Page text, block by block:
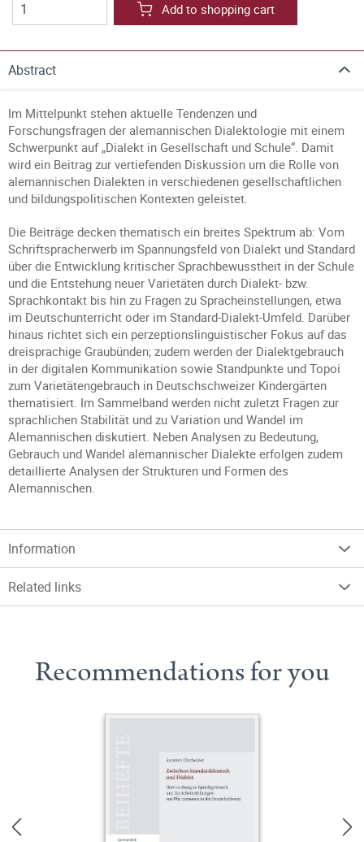
Add to shopping cart
Abstract
Im Mittelpunkt stehen aktuelle Tendenzen und
Forschungsfragen der alemannischen Dialektologie mit einem
Schwerpunkt auf „Dialekt in Gesellschaft und Schule“. Damit
wird ein Beitrag zur vertiefenden Diskussion um die Rolle von
alemannischen Dialekten in verschiedenen gesellschaftlichen
und bildungspolitischen Kontexten geleistet.
Die Beiträge decken thematisch ein breites Spektrum ab: Vom
Schriftspracherwerb im Spannungsfeld von Dialekt und Standard
über die Entwicklung kritischer Sprachbewusstheit in der Schule
und die Entstehung neuer Varietäten durch Dialekt- bzw.
Sprachkontakt bis hin zu Fragen zu Spracheinstellungen, etwa
im Deutschunterricht oder im Standard-Dialekt-Umfeld. Darüber
hinaus richtet sich ein perzeptionslinguistischer Fokus auf das
dreisprachige Graubünden; zudem werden der Dialektgebrauch
in der digitalen Kommunikation sowie Standpunkte und Topoi
zum Varietätengebrauch in Deutschschweizer Kindergärten
thematisiert. Im Sammelband werden nicht zuletzt Fragen zur
sprachlichen Stabilität und zu Variation und Wandel im
Alemannischen diskutiert. Neben Analysen zu Bedeutung,
Gebrauch und Wandel alemannischer Dialekte erfolgen zudem
detaillierte Analysen der Strukturen und Formen des
Alemannischen.
Information
Related links
Recommendations for you